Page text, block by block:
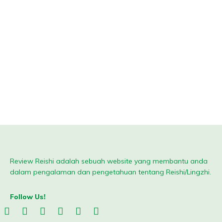
Review Reishi adalah sebuah website yang membantu anda
dalam pengalaman dan pengetahuan tentang Reishi/Lingzhi.
Follow Us!